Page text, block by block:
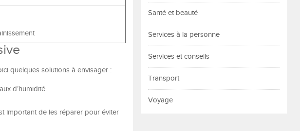
quelques solutions à envisager :
d’humidité.
important de les réparer pour éviter
Santé et beauté
Services à la personne
Services et conseils
Transport
Voyage